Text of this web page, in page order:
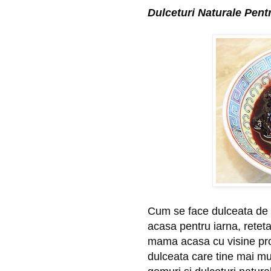
Dulceturi Naturale
Cum se face dulceata
acasa pentru iarna,
mama acasa cu visine
dulceata care tine mai